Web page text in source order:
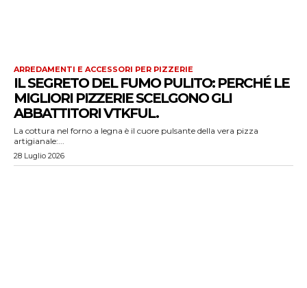
ARREDAMENTI E ACCESSORI PER PIZZERIE
IL SEGRETO DEL FUMO PULITO: PERCHÉ LE
MIGLIORI PIZZERIE SCELGONO GLI
ABBATTITORI VTKFUL.
La cottura nel forno a legna è il cuore pulsante della vera pizza
artigianale:...
28 Luglio 2026